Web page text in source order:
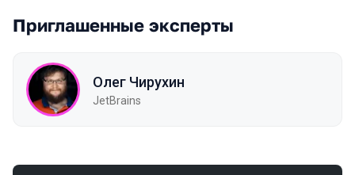
Приглашенные эксперты
Олег Чирухин
JetBrains